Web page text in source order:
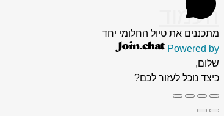
העמוד
מתכננים את טיול החלומי יחד
Powered by
שלום,
כיצד נוכל לעזור לכם?